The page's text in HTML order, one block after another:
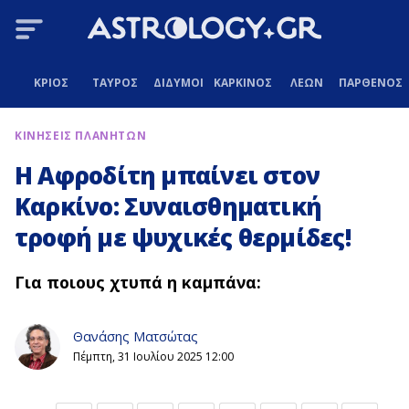
ΚΡΙΟΣ ΤΑΥΡΟΣ ΔΙΔΥΜΟΙ ΚΑΡΚΙΝΟΣ ΛΕΩΝ ΠΑΡΘΕΝΟΣ
ΚΙΝΗΣΕΙΣ ΠΛΑΝΗΤΩΝ
Η Αφροδίτη μπαίνει στον
Καρκίνο: Συναισθηματική
τροφή με ψυχικές θερμίδες!
Για ποιους χτυπά η καμπάνα:
Θανάσης Ματσώτας
Πέμπτη, 31 Ιουλίου 2025 12:00